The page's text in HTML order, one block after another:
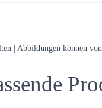
| Abbildungen können